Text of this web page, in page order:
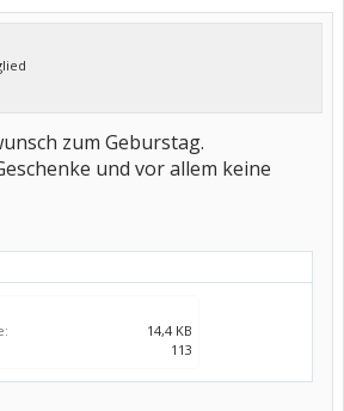
zum Geburstag.
und vor allem keine
14,4 KB
113